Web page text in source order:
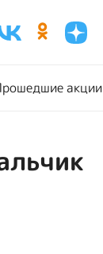
акции
волонтером